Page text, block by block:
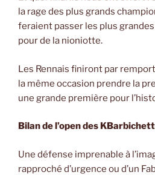
la rage des plus grands
feraient passer les plus
pour de la nioniotte.
Les Rennais finiront par
la même occasion prendre la
une grande première pour
Bilan de l’open des
Une défense imprenable à
rapproché d’urgence ou d’un